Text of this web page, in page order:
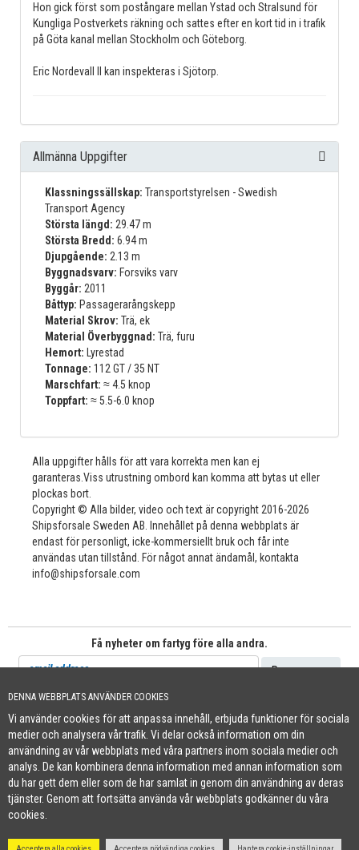
DENNA WEBBPLATS ANVÄNDER COOKIES
Vi använder cookies för att anpassa innehåll, erbjuda funktioner för sociala
medier och analysera vår trafik. Vi delar också information om din
användning av vår webbplats med våra partners inom sociala medier och
analys. De kan kombinera denna information med annan information som
du har gett dem eller som de har samlat in genom din användning av deras
tjänster. Genom att fortsätta använda vår webbplats godkänner du våra
cookies.
Hon gick först som postångare mellan Ystad och Stralsund för
Kungliga Postverkets räkning och sattes efter en kort tid in i trafik
på Göta kanal mellan Stockholm och Göteborg.
Eric Nordevall II kan inspekteras i Sjötorp.
Allmänna Uppgifter
Klassningssällskap: Transportstyrelsen - Swedish
Transport Agency
Största längd: 29.47 m
Största Bredd: 6.94 m
Djupgående: 2.13 m
Byggnadsvarv: Forsviks varv
Byggår: 2011
Båttyp: Passagerarångskepp
Material Skrov: Trä, ek
Material Överbyggnad: Trä, furu
Hemort: Lyrestad
Tonnage: 112 GT / 35 NT
Marschfart: ≈ 4.5 knop
Toppfart: ≈ 5.5-6.0 knop
Alla uppgifter hålls för att vara korrekta men kan ej
garanteras.Viss utrustning ombord kan komma att bytas ut eller
plockas bort.
Copyright © Alla bilder, video och text är copyright 2016-2026
Shipsforsale Sweden AB. Innehållet på denna webbplats är
endast för personligt, icke-kommersiellt bruk och får inte
användas utan tillstånd. För något annat ändamål, kontakta
info@shipsforsale.com
Få nyheter om fartyg före alla andra.
Cookie Policy
+46 (0)8-641 96 71|INFO@SHIPSFORSALE.COM|WWW.SHIPSFORSALE.COM
JOHAN@SHIPSFORSALE.COM |PATRIK@SHIPSFORSALE.COM